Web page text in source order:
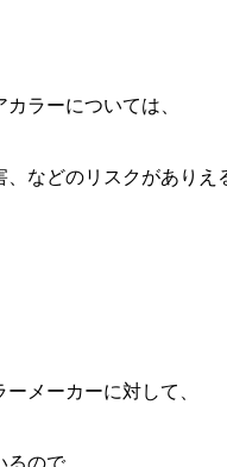
ラーについては、
、などのリスクがありえ
メーカーに対して、